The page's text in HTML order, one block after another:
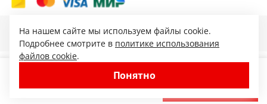
− + В корзину
На нашем сайте мы используем файлы cookie.
Подробнее смотрите в политике использования
файлов cookie.
Понятно
47.ru — интернет-магазин сантехники от
© 2010-2026. Все права защищены.